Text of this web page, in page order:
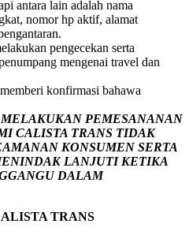
antara lain adalah nama
nomor hp aktif, alamat
pengecekan serta
mengenai travel dan
konfirmasi bahawa
PEMESANANAN
CALISTA TRANS TIDAK
KONSUMEN SERTA
LANJUTI KETIKA
DALAM
TRANS